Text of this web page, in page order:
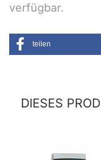
verfügbar.
teilen
DIESES